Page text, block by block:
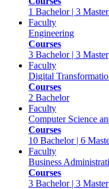
1 Bachelor | 3
Faculty
Engineering
Courses
3 Bachelor | 3 Master
Faculty
Digital
Courses
2 Bachelor
Faculty
Computer Science
Courses
10 Bachelor | 6
Faculty
Business
Courses
3 Bachelor | 3 Master